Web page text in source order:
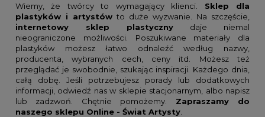
Wiemy, że twórcy to wymagający klienci. Sklep dla
plastyków i artystów to duże wyzwanie. Na szczęście,
internetowy sklep plastyczny daje niemal
nieograniczone możliwości. Poszukiwane materiały dla
plastyków możesz łatwo odnaleźć według nazwy,
producenta, wybranych cech, ceny itd. Możesz też
przeglądać je swobodnie, szukając inspiracji. Każdego dnia,
całą dobę. Jeśli potrzebujesz porady lub dodatkowych
informacji, odwiedź nas w sklepie stacjonarnym, albo napisz
lub zadzwoń. Chętnie pomożemy. Zapraszamy do
naszego sklepu Online - Świat Artysty